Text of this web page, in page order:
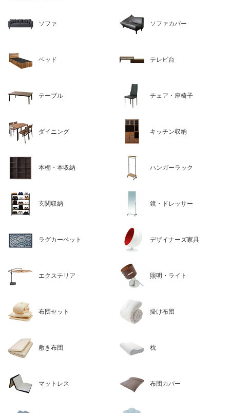
ソファ ソファカバー
ベッド テレビ台
テーブル チェア・座椅子
ダイニング キッチン収納
本棚・本収納 ハンガーラック
玄関収納 鏡・ドレッサー
ラグカーペット デザイナーズ家具
エクステリア 照明・ライト
布団セット 掛け布団
敷き布団 枕
マットレス 布団カバー